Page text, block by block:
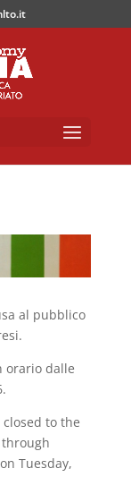
al pubblico
orario dalle
to the
Tuesday,